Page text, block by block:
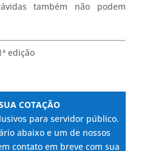
também não podem
edição
COTAÇÃO
para servidor público.
abaixo e um de nossos
contato em breve com sua